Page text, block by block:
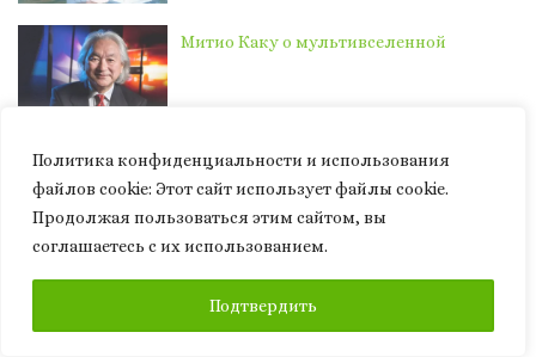
Политика конфиденциальности и использования
файлов сookie: Этот сайт использует файлы cookie.
Продолжая пользоваться этим сайтом, вы
соглашаетесь с их использованием.
Подтвердить
Митио Каку о мультивселенной
Больше на Granite of science
Подпишитесь, чтобы получать последние записи по
электронной почте.